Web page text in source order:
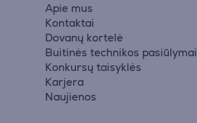
Apie mus
Kontaktai
Dovanų kortelė
Buitinės technikos pasiūlymai
Konkursų taisyklės
Karjera
Naujienos